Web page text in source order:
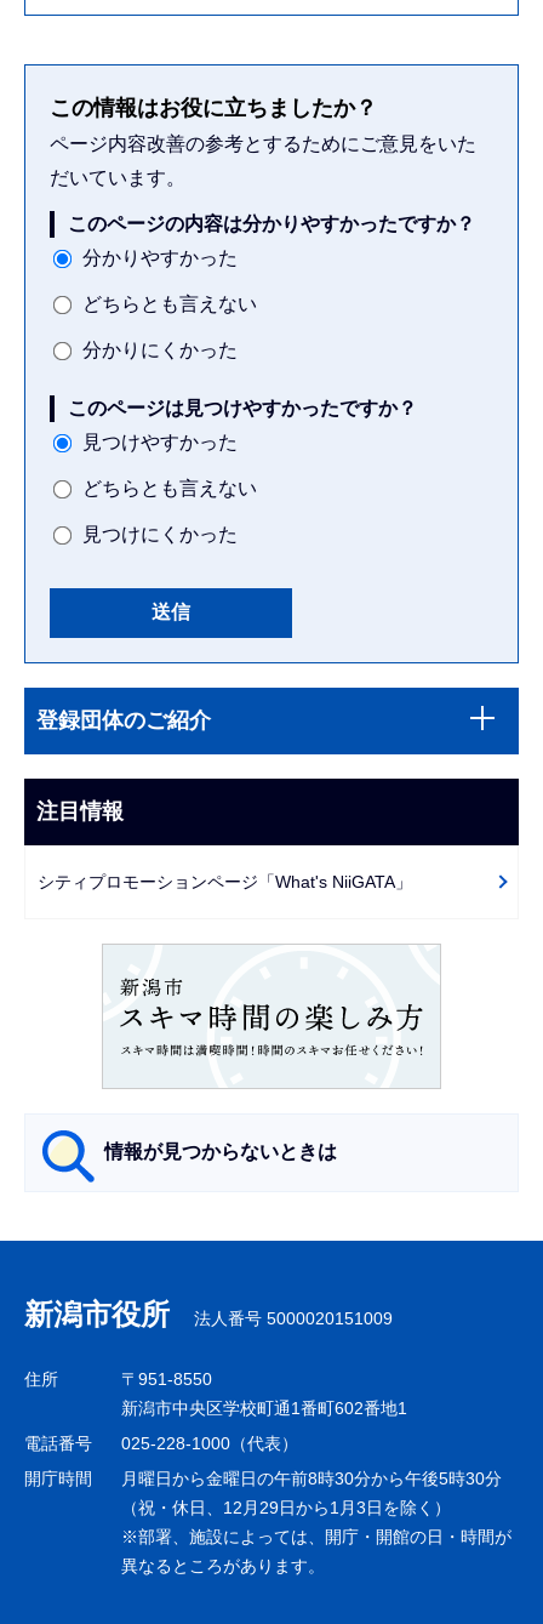
この情報はお役に立ちましたか？
ページ内容改善の参考とするためにご意見をいた
だいています。
このページの内容は分かりやすかったですか？
分かりやすかった
どちらとも言えない
分かりにくかった
このページは見つけやすかったですか？
見つけやすかった
どちらとも言えない
見つけにくかった
文
こ
ま
で
ビ
ー
登録団体のご紹介
注目情報
シティプロモーションページ「What's NiiGATA」
情報が見つからないときは
ナ
ビ
ゲ
シ
ョ
新潟市役所 法人番号 5000020151009
住所
〒951-8550
新潟市中央区学校町通1番町602番地1
電話番号
025-228-1000（代表）
開庁時間
月曜日から金曜日の午前8時30分から午後5時30分
（祝・休日、12月29日から1月3日を除く）
※部署、施設によっては、開庁・開館の日・時間が
異なるところがあります。